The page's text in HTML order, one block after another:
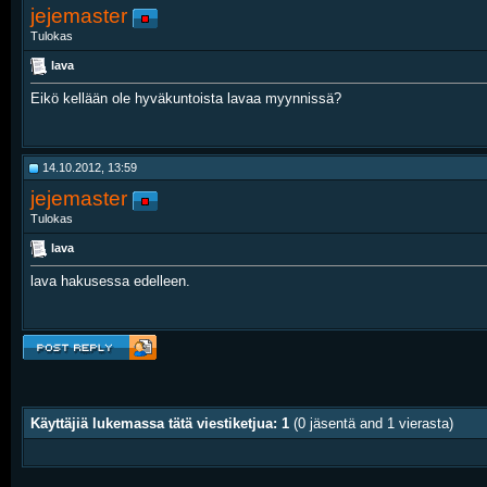
jejemaster
Tulokas
lava
Eikö kellään ole hyväkuntoista lavaa myynnissä?
14.10.2012, 13:59
jejemaster
Tulokas
lava
lava hakusessa edelleen.
Käyttäjiä lukemassa tätä viestiketjua: 1 (0 jäsentä and 1 vierasta)